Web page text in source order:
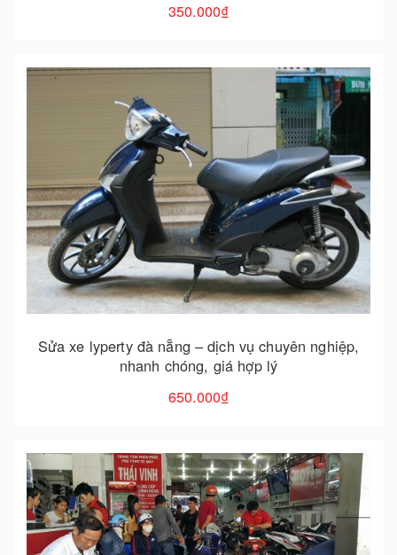
350.000₫
Sửa xe lyperty đà nẵng – dịch vụ chuyên nghiệp,
nhanh chóng, giá hợp lý
650.000₫
Cho vào giỏ hàng